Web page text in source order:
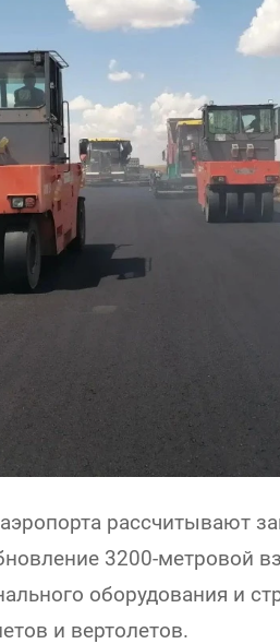
рассчитывают
3200-метровой
оборудования и
и вертолетов.